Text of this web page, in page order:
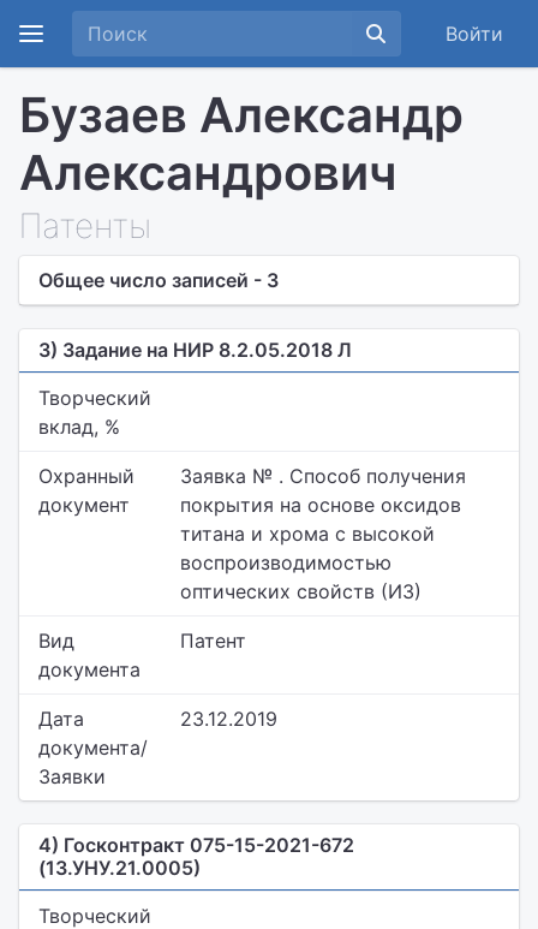
Войти
Бузаев Александр
Александрович
Патенты
Общее число записей - 3
3) Задание на НИР 8.2.05.2018 Л
Творческий
вклад, %
Охранный
документ
Заявка № . Способ получения
покрытия на основе оксидов
титана и хрома с высокой
воспроизводимостью
оптических свойств (ИЗ)
Вид
документа
Патент
Дата
документа/
Заявки
23.12.2019
4) Госконтракт 075-15-2021-672
(13.УНУ.21.0005)
Творческий